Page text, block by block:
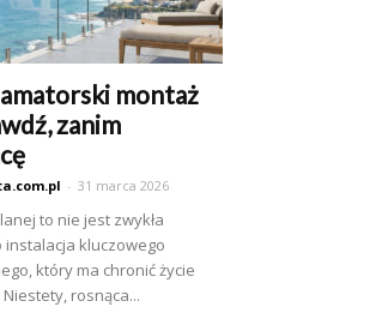
montaż
zanim
- 31 marca 2026
to nie jest zwykła
instalacja kluczowego
który ma chronić życie
rosnąca...